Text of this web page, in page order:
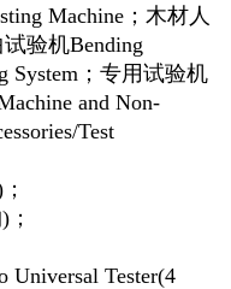
Machine； 木材人
验机Bending
System；专用试验机
and Non-
Test
Tester(4